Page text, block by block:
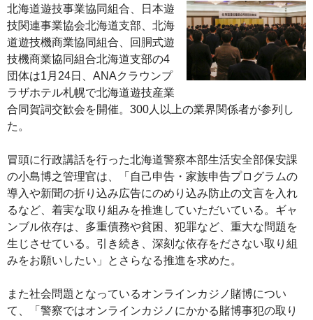
北海道遊技事業協同組合、日本遊
技関連事業協会北海道支部、北海
道遊技機商業協同組合、回胴式遊
技機商業協同組合北海道支部の4
団体は1月24日、ANAクラウンプ
ラザホテル札幌で北海道遊技産業
合同賀詞交歓会を開催。300人以上の業界関係者が参列し
た。
冒頭に行政講話を行った北海道警察本部生活安全部保安課
の小島博之管理官は、「自己申告・家族申告プログラムの
導入や新聞の折り込み広告にのめり込み防止の文言を入れ
るなど、着実な取り組みを推進していただいている。ギャ
ンブル依存は、多重債務や貧困、犯罪など、重大な問題を
生じさせている。引き続き、深刻な依存をださない取り組
みをお願いしたい」とさらなる推進を求めた。
また社会問題となっているオンラインカジノ賭博につい
て、「警察ではオンラインカジノにかかる賭博事犯の取り